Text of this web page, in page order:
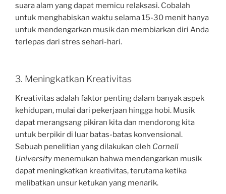
suara alam yang dapat memicu relaksasi. Cobalah
untuk menghabiskan waktu selama 15-30 menit hanya
untuk mendengarkan musik dan membiarkan diri Anda
terlepas dari stres sehari-hari.
3. Meningkatkan Kreativitas
Kreativitas adalah faktor penting dalam banyak aspek
kehidupan, mulai dari pekerjaan hingga hobi. Musik
dapat merangsang pikiran kita dan mendorong kita
untuk berpikir di luar batas-batas konvensional.
Sebuah penelitian yang dilakukan oleh Cornell
University menemukan bahwa mendengarkan musik
dapat meningkatkan kreativitas, terutama ketika
melibatkan unsur ketukan yang menarik.